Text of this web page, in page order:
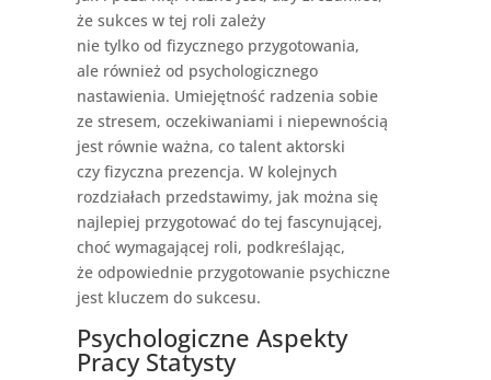
że sukces w tej roli zależy
nie tylko od fizycznego przygotowania,
ale również od psychologicznego
nastawienia. Umiejętność radzenia sobie
ze stresem, oczekiwaniami i niepewnością
jest równie ważna, co talent aktorski
czy fizyczna prezencja. W kolejnych
rozdziałach przedstawimy, jak można się
najlepiej przygotować do tej fascynującej,
choć wymagającej roli, podkreślając,
że odpowiednie przygotowanie psychiczne
jest kluczem do sukcesu.
Psychologiczne Aspekty
Pracy Statysty